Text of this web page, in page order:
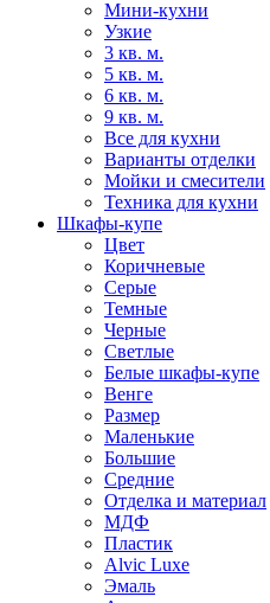
Мини-кухни
Узкие
3 кв. м.
5 кв. м.
6 кв. м.
9 кв. м.
Все для кухни
Варианты отделки
Мойки и смесители
Техника для кухни
Шкафы-купе
Цвет
Коричневые
Серые
Темные
Черные
Светлые
Белые шкафы-купе
Венге
Размер
Маленькие
Большие
Средние
Отделка и материал
МДФ
Пластик
Alvic Luxe
Эмаль